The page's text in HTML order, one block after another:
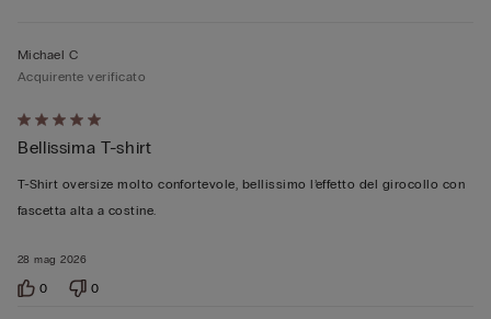
Valutato
5
su
5
28 mag 2026
Michael C
Acquirente verificato
Bellissima T-shirt
T-Shirt oversize molto confortevole, bellissimo l’effetto del girocollo con
fascetta alta a costine.
0 0